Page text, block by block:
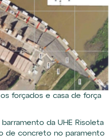
forçados e casa de força
da UHE Risoleta
de concreto no paramento